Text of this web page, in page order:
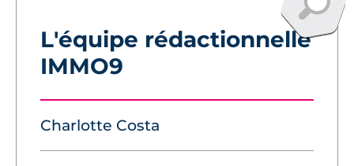
essentiels du statut LMNP.
L'équipe rédactionnelle
IMMO9
Charlotte Costa